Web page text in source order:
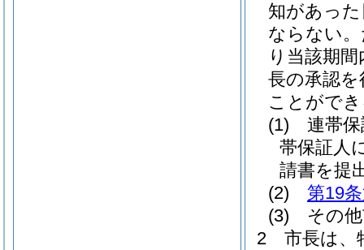
知があっ
ならない。
り当該期
長の承認
ことがで
(1)
連帯
帯保証人
請書を提
(2)
第19
(3)
その
2
市長は、